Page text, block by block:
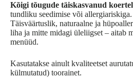
Kõigi tõugude täiskasvanud
tundliku seedimise või allergiariskiga.
Täisväärtuslik, naturaalne ja
liha ja mitte midagi üleliigset – aitab
menüüd.
Kasutatakse ainult kvaliteetset
külmutatud) toorainet.